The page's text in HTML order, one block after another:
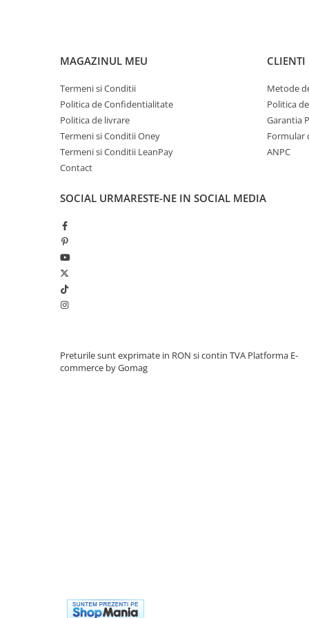
MAGAZINUL MEU
Termeni si Conditii
Politica de Confidentialitate
Politica de livrare
Termeni si Conditii Oney
Termeni si Conditii LeanPay
Contact
CLIENTI
Metode
Politica
Garantia
Formular
ANPC
SOCIAL URMARESTE-NE IN SOCIAL MEDIA
Preturile sunt exprimate in RON si contin TVA Platforma E-
commerce by Gomag